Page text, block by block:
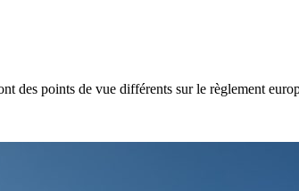
des points de vue différents sur le règlement